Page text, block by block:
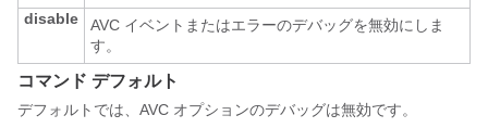
disable
AVC イベントまたはエラーのデバッグを無効にしま
す。
コマンド デフォルト
デフォルトでは、AVC オプションのデバッグは無効です。